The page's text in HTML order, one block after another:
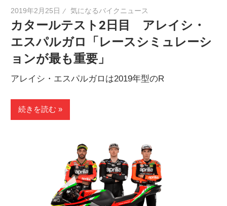
2019年2月25日 気になるバイクニュース
カタールテスト2日目 アレイシ・
エスパルガロ「レースシミュレーシ
ョンが最も重要」
アレイシ・エスパルガロは2019年型のR
続きを読む